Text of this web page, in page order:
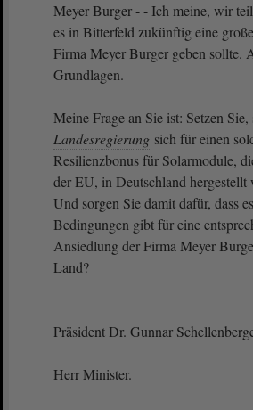
Meyer Burger - - Ich meine, wir
es in Bitterfeld zukünftig eine
Firma Meyer Burger geben sollte.
Grundlagen.
Meine Frage an Sie ist: Setzen Sie,
Landesregierung sich für einen
Resilienzbonus für Solarmodule,
der EU, in Deutschland hergestellt
Und sorgen Sie damit dafür, dass
Bedingungen gibt für eine
Ansiedlung der Firma Meyer
Land?
Präsident Dr. Gunnar
Herr Minister.